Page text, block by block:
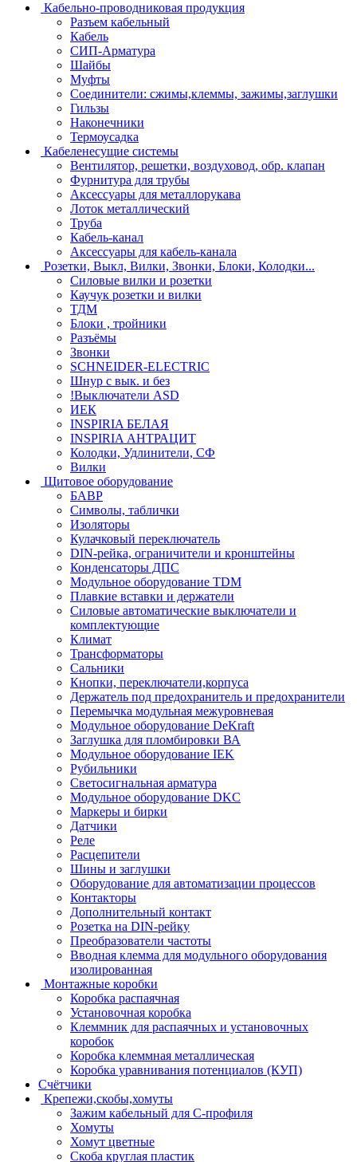
Кабельно-проводниковая продукция
Разъем кабельный
Кабель
СИП-Арматура
Шайбы
Муфты
Соединители: сжимы,клеммы, зажимы,заглушки
Гильзы
Наконечники
Термоусадка
Кабеленесущие системы
Вентилятор, решетки, воздуховод, обр. клапан
Фурнитура для трубы
Аксессуары для металлорукава
Лоток металлический
Труба
Кабель-канал
Аксессуары для кабель-канала
Розетки, Выкл, Вилки, Звонки, Блоки, Колодки...
Силовые вилки и розетки
Каучук розетки и вилки
ТДМ
Блоки , тройники
Разъёмы
Звонки
SCHNEIDER-ELECTRIC
Шнур с вык. и без
!Выключатели ASD
ИЕК
INSPIRIA БЕЛАЯ
INSPIRIA АНТРАЦИТ
Колодки, Удлинители, СФ
Вилки
Щитовое оборудование
БАВР
Символы, таблички
Изоляторы
Кулачковый переключатель
DIN-рейка, ограничители и кронштейны
Конденсаторы ДПС
Модульное оборудование TDM
Плавкие вставки и держатели
Силовые автоматические выключатели и
комплектующие
Климат
Трансформаторы
Сальники
Кнопки, переключатели,корпуса
Держатель под предохранитель и предохранители
Перемычка модульная межуровневая
Модульное оборудование DeKraft
Заглушка для пломбировки ВА
Модульное оборудование IEK
Рубильники
Светосигнальная арматура
Модульное оборудование DKC
Маркеры и бирки
Датчики
Реле
Расцепители
Шины и заглушки
Оборудование для автоматизации процессов
Контакторы
Дополнительный контакт
Розетка на DIN-рейку
Преобразователи частоты
Вводная клемма для модульного оборудования
изолированная
Монтажные коробки
Коробка распаячная
Установочная коробка
Клеммник для распаячных и установочных
коробок
Коробка клеммная металлическая
Коробка уравнивания потенциалов (КУП)
Счётчики
Крепежи,скобы,хомуты
Зажим кабельный для С-профиля
Хомуты
Хомут цветные
Скоба круглая пластик